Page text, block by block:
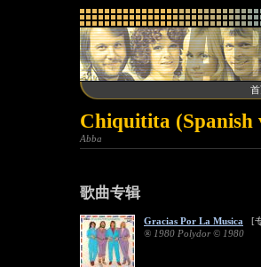
Chiquitita (Spanish
Abba
歌曲专辑
Gracias Por La Musica [
® 1980 Polydor © 1980